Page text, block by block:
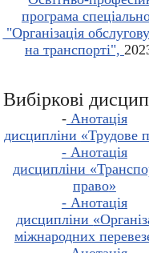
програма
"Організація
на транспорті",
Вибіркові
-Анотація
дисципліни «Трудове
- Анотація
дисципліни
право»
- Анотація
дисципліни
міжнародних